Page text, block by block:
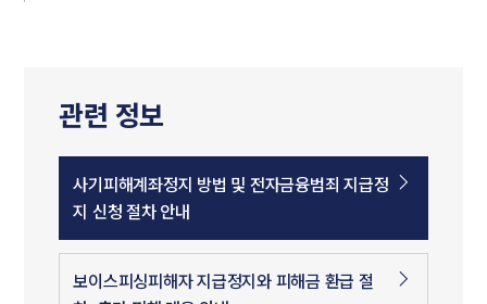
관련 정보
사기피해계좌정지 방법 및 전자금융범죄 지급정
지 신청 절차 안내
보이스피싱피해자 지급정지와 피해금 환급 절